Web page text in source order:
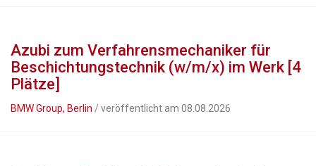
Azubi zum Verfahrensmechaniker für
Beschichtungstechnik (w/m/x) im Werk [4
Plätze]
BMW Group, Berlin / veröffentlicht am 08.08.2026